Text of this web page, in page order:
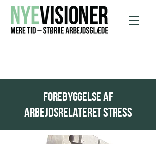
FOREBYGGELSE AF
ARBEJDSRELATERET STRESS